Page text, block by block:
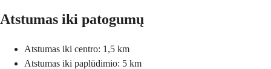
Atstumas iki patogumų
Atstumas iki centro: 1,5 km
Atstumas iki paplūdimio: 5 km